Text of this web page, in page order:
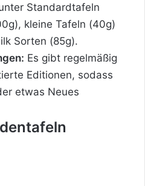
Standardtafeln
kleine Tafeln (40g)
Sorten (85g).
Es gibt regelmäßig
Editionen, sodass
etwas Neues